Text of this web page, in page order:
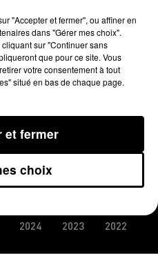
D’UTILISATION
2024 2023 2022
"Accepter et fermer", ou affiner en
dans "Gérer mes choix".
sur "Continuer sans
que pour ce site. Vous
votre consentement à tout
situé en bas de chaque page.
choix
et fermer